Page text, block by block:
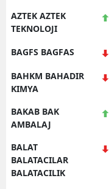
AZTEK AZTEK
TEKNOLOJI
BAGFS BAGFAS
BAHKM BAHADIR
KIMYA
BAKAB BAK
AMBALAJ
BALAT
BALATACILAR
BALATACILIK